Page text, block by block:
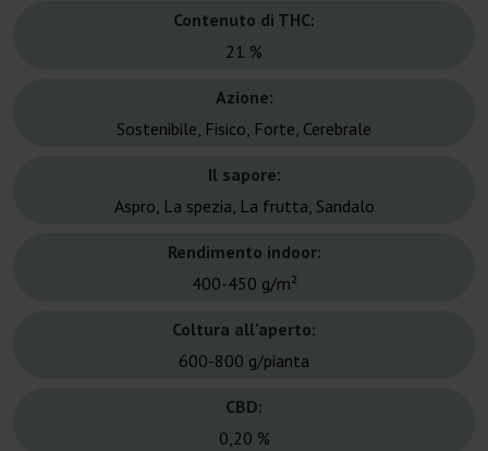
Contenuto di THC:
21 %
Azione:
Sostenibile, Fisico, Forte, Cerebrale
Il sapore:
Aspro, La spezia, La frutta, Sandalo
Rendimento indoor:
400-450 g/m²
Coltura all'aperto:
600-800 g/pianta
CBD:
0,20 %